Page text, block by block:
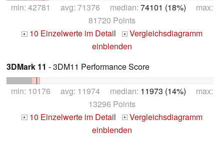
min: 42781 avg: 71376 median: 74101 (18%) max:
81720 Points
+ 10 Einzelwerte im Detail +
Vergleichsdiagramm
einblenden
3DMark 11 - 3DM11 Performance Score
min: 10176 avg: 11974 median: 11973 (14%) max:
13296 Points
+ 10 Einzelwerte im Detail +
Vergleichsdiagramm
einblenden